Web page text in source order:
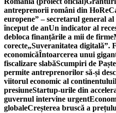
antreprenorii români din
europene” – secretarul general
început de anUn indicator al
debloca finanțările a mii de firme
corecte„Suveranitatea digitală”.
economicăÎntoarcerea unui
fiscalizare slabăScumpiri de
permite antreprenorilor să-și
viitorul economic al continentului
presiuneStartup-urile din
guvernul intervine urgent
globaleCreșterea bruscă a